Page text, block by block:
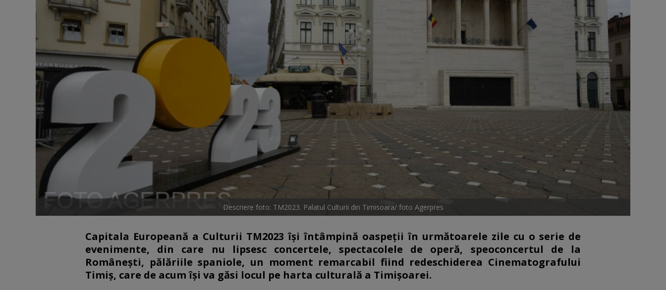
Descriere foto: TM2023. Palatul Culturii din Timisoara/ foto Agerpres
Capitala Europeană a Culturii TM2023 îşi întâmpină oaspeţii în următoarele zile cu o serie de
evenimente, din care nu lipsesc concertele, spectacolele de operă, speoconcertul de la
Româneşti, pălăriile spaniole, un moment remarcabil fiind redeschiderea Cinematografului
Timiş, care de acum îşi va găsi locul pe harta culturală a Timişoarei.